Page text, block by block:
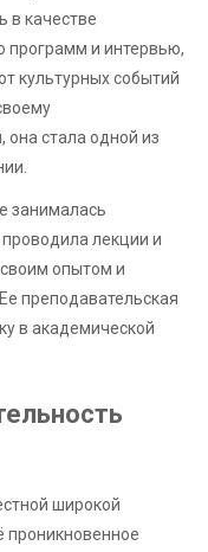
в качестве
программ и интервью,
культурных событий
стала одной из
занималась
лекции и
опытом и
преподавательская
в академической
широкой
проникновенное